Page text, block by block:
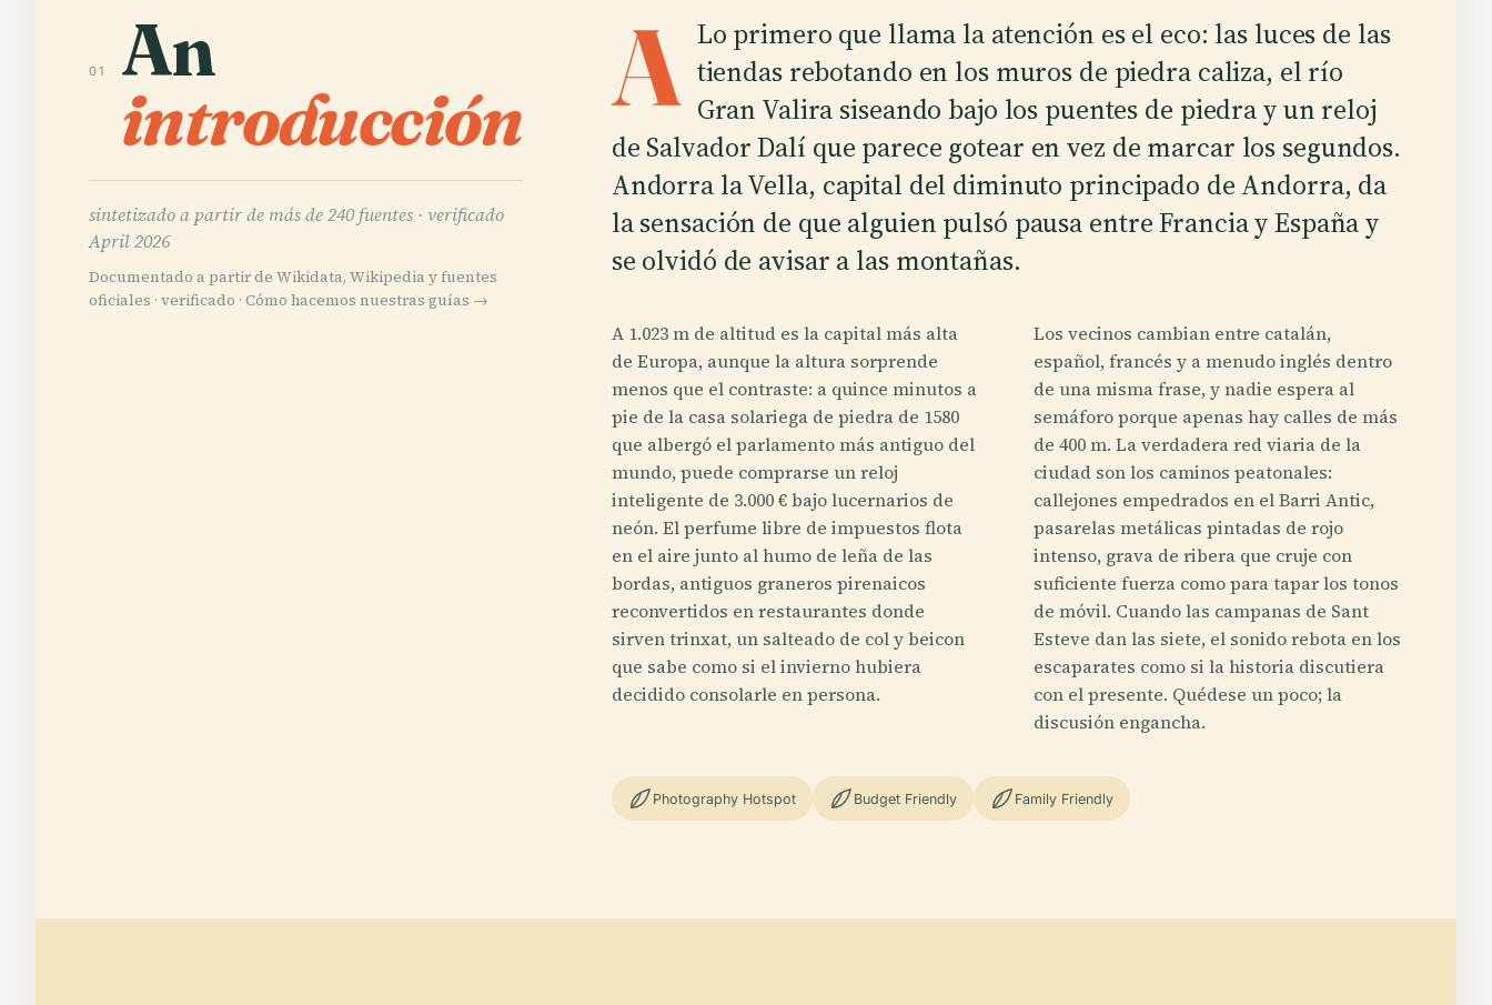
01 An
introducción
sintetizado a partir de más de 240 fuentes · verificado
April 2026
Documentado a partir de Wikidata, Wikipedia y fuentes
oficiales · verificado · Cómo hacemos nuestras guías →
A Lo primero que llama la atención es el eco: las luces de las
tiendas rebotando en los muros de piedra caliza, el río
Gran Valira siseando bajo los puentes de piedra y un reloj
de Salvador Dalí que parece gotear en vez de marcar los segundos.
Andorra la Vella, capital del diminuto principado de Andorra, da
la sensación de que alguien pulsó pausa entre Francia y España y
se olvidó de avisar a las montañas.
A 1.023 m de altitud es la capital más alta
de Europa, aunque la altura sorprende
menos que el contraste: a quince minutos a
pie de la casa solariega de piedra de 1580
que albergó el parlamento más antiguo del
mundo, puede comprarse un reloj
inteligente de 3.000 € bajo lucernarios de
neón. El perfume libre de impuestos flota
en el aire junto al humo de leña de las
bordas, antiguos graneros pirenaicos
reconvertidos en restaurantes donde
sirven trinxat, un salteado de col y beicon
que sabe como si el invierno hubiera
decidido consolarle en persona.
Los vecinos cambian entre catalán,
español, francés y a menudo inglés dentro
de una misma frase, y nadie espera al
semáforo porque apenas hay calles de más
de 400 m. La verdadera red viaria de la
ciudad son los caminos peatonales:
callejones empedrados en el Barri Antic,
pasarelas metálicas pintadas de rojo
intenso, grava de ribera que cruje con
suficiente fuerza como para tapar los tonos
de móvil. Cuando las campanas de Sant
Esteve dan las siete, el sonido rebota en los
escaparates como si la historia discutiera
con el presente. Quédese un poco; la
discusión engancha.
Photography Hotspot Budget Friendly Family Friendly